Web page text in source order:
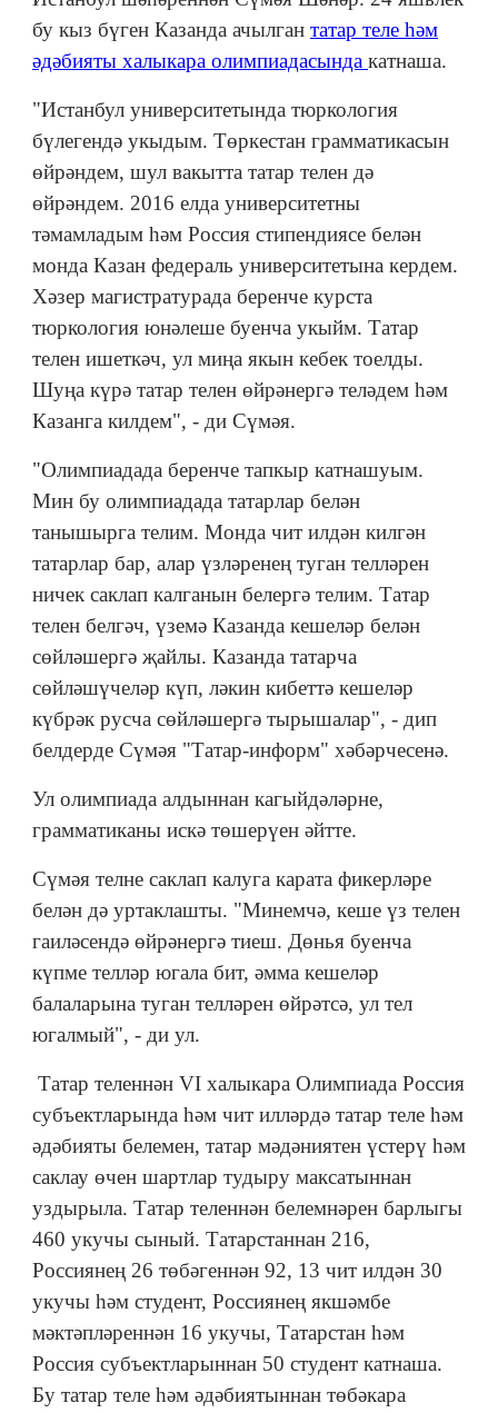
бу кыз бүген Казанда ачылган татар теле һәм
әдәбияты халыкара олимпиадасында катнаша.
"Истанбул университетында тюркология
бүлегендә укыдым. Төркестан грамматикасын
өйрәндем, шул вакытта татар телен дә
өйрәндем. 2016 елда университетны
тәмамладым һәм Россия стипендиясе белән
монда Казан федераль университетына кердем.
Хәзер магистратурада беренче курста
тюркология юнәлеше буенча укыйм. Татар
телен ишеткәч, ул миңа якын кебек тоелды.
Шуңа күрә татар телен өйрәнергә теләдем һәм
Казанга килдем", - ди Сүмәя.
"Олимпиадада беренче тапкыр катнашуым.
Мин бу олимпиадада татарлар белән
танышырга телим. Монда чит илдән килгән
татарлар бар, алар үзләренең туган телләрен
ничек саклап калганын белергә телим. Татар
телен белгәч, үземә Казанда кешеләр белән
сөйләшергә җайлы. Казанда татарча
сөйләшүчеләр күп, ләкин кибеттә кешеләр
күбрәк русча сөйләшергә тырышалар", - дип
белдерде Сүмәя "Татар-информ" хәбәрчесенә.
Ул олимпиада алдыннан кагыйдәләрне,
грамматиканы искә төшерүен әйтте.
Сүмәя телне саклап калуга карата фикерләре
белән дә уртаклашты. "Минемчә, кеше үз телен
гаиләсендә өйрәнергә тиеш. Дөнья буенча
күпме телләр югала бит, әмма кешеләр
балаларына туган телләрен өйрәтсә, ул тел
югалмый", - ди ул.
Татар теленнән VI халыкара Олимпиада Россия
субъектларында һәм чит илләрдә татар теле һәм
әдәбияты белемен, татар мәдәниятен үстерү һәм
саклау өчен шартлар тудыру максатыннан
уздырыла. Татар теленнән белемнәрен барлыгы
460 укучы сыный. Татарстаннан 216,
Россиянең 26 төбәгеннән 92, 13 чит илдән 30
укучы һәм студент, Россиянең якшәмбе
мәктәпләреннән 16 укучы, Татарстан һәм
Россия субъектларыннан 50 студент катнаша.
Бу татар теле һәм әдәбиятыннан төбәкара